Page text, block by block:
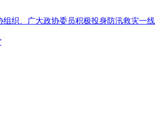
织、广大政协委员积极投身防汛救灾一线